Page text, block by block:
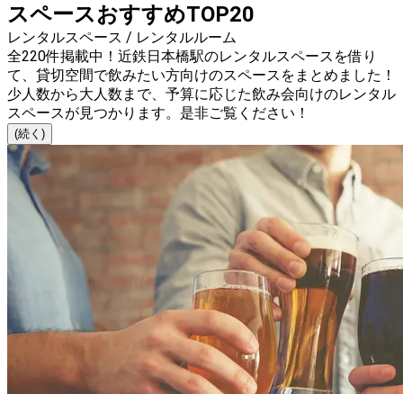
スペースおすすめTOP20
レンタルスペース / レンタルルーム
全220件掲載中！近鉄日本橋駅のレンタルスペースを借り
て、貸切空間で飲みたい方向けのスペースをまとめました！
少人数から大人数まで、予算に応じた飲み会向けのレンタル
スペースが見つかります。是非ご覧ください！
(続く)